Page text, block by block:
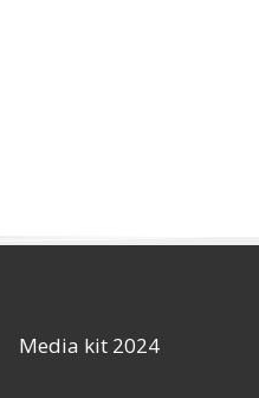
Media kit 2024